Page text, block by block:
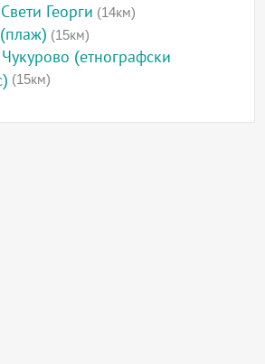
Георги (14км)
(15км)
(етнографски
(15км)